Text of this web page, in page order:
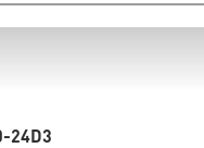
24D3